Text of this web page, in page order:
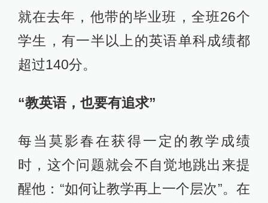
就在去年，他带的毕业班，全班26个
学生，有一半以上的英语单科成绩都
超过140分。
“教英语，也要有追求”
每当莫影春在获得一定的教学成绩
时，这个问题就会不自觉地跳出来提
醒他：“如何让教学再上一个层次”。在